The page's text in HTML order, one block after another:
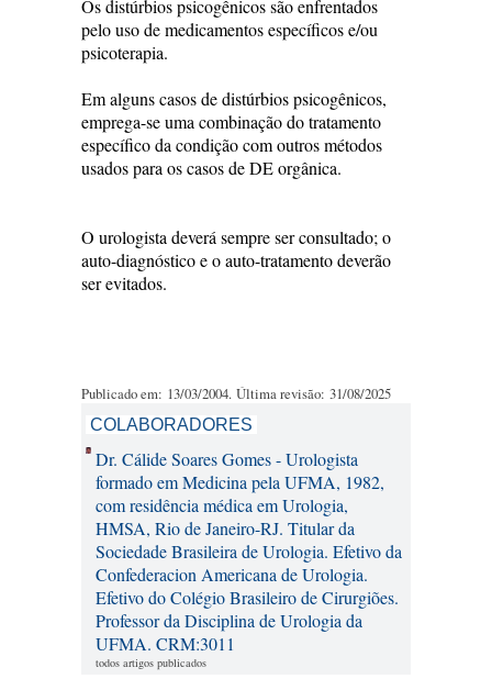
Os distúrbios psicogênicos são enfrentados
pelo uso de medicamentos específicos e/ou
psicoterapia.
Em alguns casos de distúrbios psicogênicos,
emprega-se uma combinação do tratamento
específico da condição com outros métodos
usados para os casos de DE orgânica.
O urologista deverá sempre ser consultado; o
auto-diagnóstico e o auto-tratamento deverão
ser evitados.
Publicado em: 13/03/2004. Última revisão: 31/08/2025
COLABORADORES
Dr. Cálide Soares Gomes - Urologista
formado em Medicina pela UFMA, 1982,
com residência médica em Urologia,
HMSA, Rio de Janeiro-RJ. Titular da
Sociedade Brasileira de Urologia. Efetivo da
Confederacion Americana de Urologia.
Efetivo do Colégio Brasileiro de Cirurgiões.
Professor da Disciplina de Urologia da
UFMA. CRM:3011
todos artigos publicados